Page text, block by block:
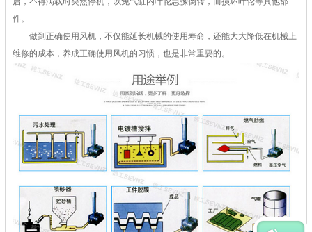
件。
做到正确使用风机，不仅能延长机械的使用寿命，还能大大降低在机械上
维修的成本，养成正确使用风机的习惯，也是非常重要的。